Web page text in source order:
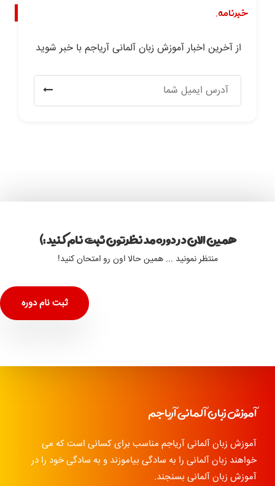
خبرنامه.
از آخرین اخبار آموزش زبان آلمانی آریاجم با خبر شوید
همین الان در دوره مد نظرتون ثبت نام کنید :)
منتظر نمونید ... همین حالا اون رو امتحان کنید!
ثبت نام دوره
آموزش زبان آلمانی آریاجم
آموزش زبان آلمانی آریاجم مناسب برای کسانی است که می
خواهند زبان آلمانی را به سادگی بیاموزند و به سادگی خود را در
آموزش زبان آلمانی بسنجند.